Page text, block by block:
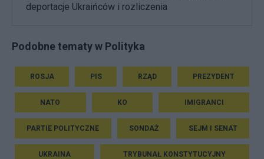
deportacje Ukraińców i rozliczenia
Podobne tematy w Polityka
ROSJA PIS RZĄD PREZYDENT
NATO KO IMIGRANCI
PARTIE POLITYCZNE SONDAŻ SEJM I SENAT
UKRAINA TRYBUNAŁ KONSTYTUCYJNY